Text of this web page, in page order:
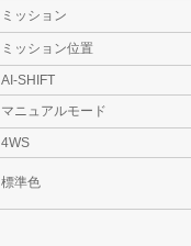
ミッション
ミッション位置
AI-SHIFT
マニュアルモード
4WS
標準色